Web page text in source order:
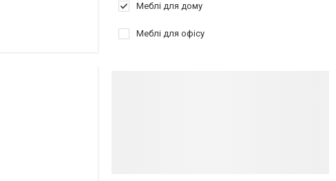
Меблі для дому
Меблі для офісу